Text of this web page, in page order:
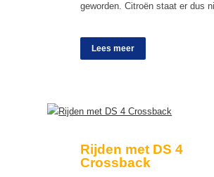
geworden. Citroën staat er dus
Lees meer
Rijden met DS 4
Crossback